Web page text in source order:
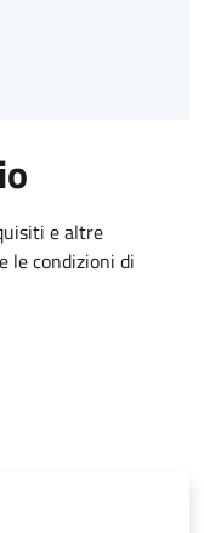
e altre
le condizioni di